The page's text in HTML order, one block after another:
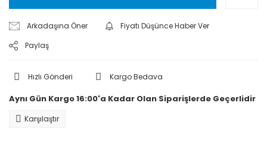
Arkadaşına Öner
Fiyatı Düşünce Haber Ver
Paylaş
Hızlı Gönderi Kargo Bedava
Aynı Gün Kargo 16:00'a Kadar Olan Siparişlerde Geçerlidir
Karşılaştır